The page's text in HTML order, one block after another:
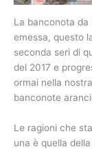
La banconota
emessa, questo
seconda seri di
del 2017 e
ormai nella
banconote
Le ragioni che
una è quella